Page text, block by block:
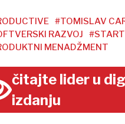
#TOMISLAV
RAZVOJ
MENADŽMENT
čitajte lider u
izdanju